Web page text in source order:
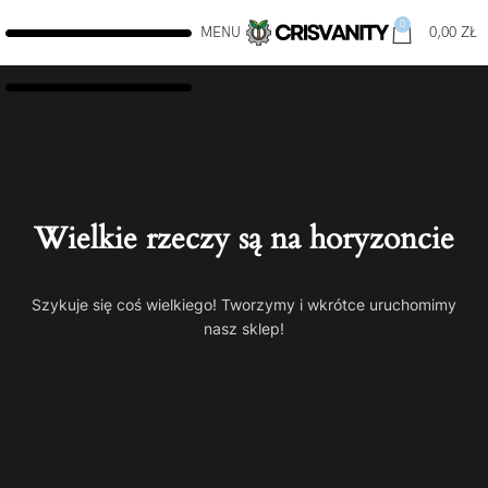
MENU 0 0,00 ZŁ
Wielkie rzeczy są na horyzoncie
Szykuje się coś wielkiego! Tworzymy i wkrótce uruchomimy
nasz sklep!